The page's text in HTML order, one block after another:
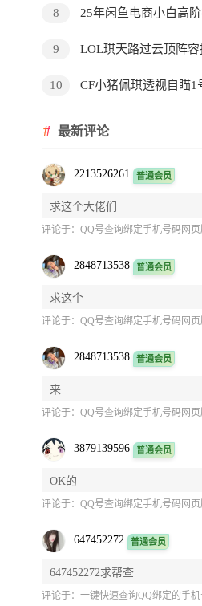
8 25年闲鱼电商小白高
9
LOL琪天路过云顶阵
10
CF小猪佩琪透视自瞄1
最新评论
2213526261 普通会员
求这个大佬们
评论于：QQ号查询绑定手机号码网页
2848713538 普通会员
求这个
评论于：QQ号查询绑定手机号码网页
2848713538 普通会员
来
评论于：QQ号查询绑定手机号码网页
3879139596 普通会员
OK的
评论于：QQ号查询绑定手机号码网页
647452272 普通会员
647452272求帮查
评论于：一键快速查询QQ绑定的手机